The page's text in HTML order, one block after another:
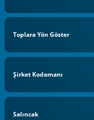
Toplara Yön Göster
Şirket Kodamanı
Salıncak